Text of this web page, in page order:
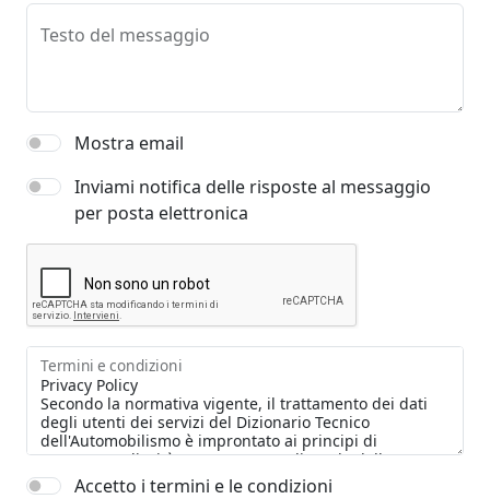
Testo del messaggio
Mostra email
Inviami notifica delle risposte al messaggio
per posta elettronica
Termini e condizioni
Accetto i termini e le condizioni